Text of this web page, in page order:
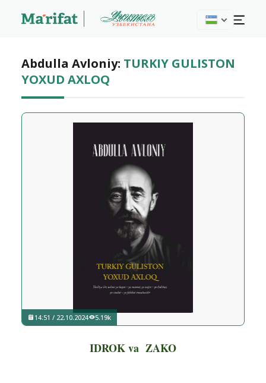
Abdulla Avloniy: TURKIY GULISTON
YOXUD AXLOQ
14:51 / 22.10.2024 5.19k
IDROK va ZAKO